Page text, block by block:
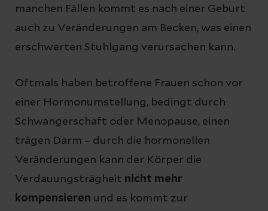
manchen Fällen kommt es nach einer Geburt
auch zu Veränderungen am Becken, was einen
erschwerten Stuhlgang verursachen kann.
Oftmals haben betroffene Frauen schon vor
einer Hormonumstellung, bedingt durch
Schwangerschaft oder Menopause, einen
trägen Darm – durch die hormonellen
Veränderungen kann der Körper die
Verdauungsträgheit nicht mehr
kompensieren und es kommt zur